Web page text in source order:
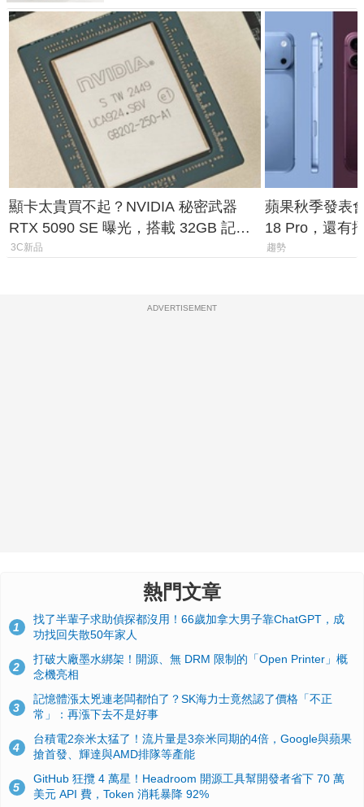
顯卡太貴買不起？NVIDIA 秘密武器
RTX 5090 SE 曝光，搭載 32GB 記憶
體
3C新品
蘋果秋季發表
18 Pro，還有
測一次看
趨勢
ADVERTISEMENT
熱門文章
1
找了半輩子求助偵探都沒用！66歲加拿大男子靠ChatGPT，成
功找回失散50年家人
2
打破大廠墨水綁架！開源、無 DRM 限制的「Open Printer」概
念機亮相
3
記憶體漲太兇連老闆都怕了？SK海力士竟然認了價格「不正
常」：再漲下去不是好事
4
台積電2奈米太猛了！流片量是3奈米同期的4倍，Google與蘋果
搶首發、輝達與AMD排隊等產能
5
GitHub 狂攬 4 萬星！Headroom 開源工具幫開發者省下 70 萬
美元 API 費，Token 消耗暴降 92%